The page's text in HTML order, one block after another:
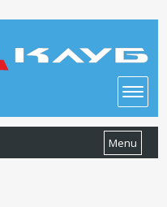
Menu